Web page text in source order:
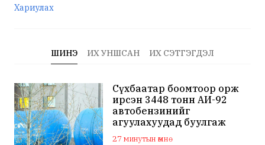
Хариулах
ШИНЭ ИХ УНШСАН ИХ СЭТГЭГДЭЛ
Сүхбаатар боомтоор орж
ирсэн 3448 тонн АИ-92
автобензинийг
агуулахуудад буулгаж
байна
27 минутын өмнө